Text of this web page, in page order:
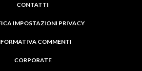
CONTATTI
IMPOSTAZIONI PRIVACY
COMMENTI
CORPORATE